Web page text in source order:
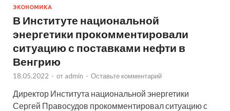
ЭКОНОМИКА
В Институте национальной
энергетики прокомментировали
ситуацию с поставками нефти в
Венгрию
18.05.2022 - от admin - Оставьте комментарий
Директор Института национальной энергетики
Сергей Правосудов прокомментировал ситуацию с